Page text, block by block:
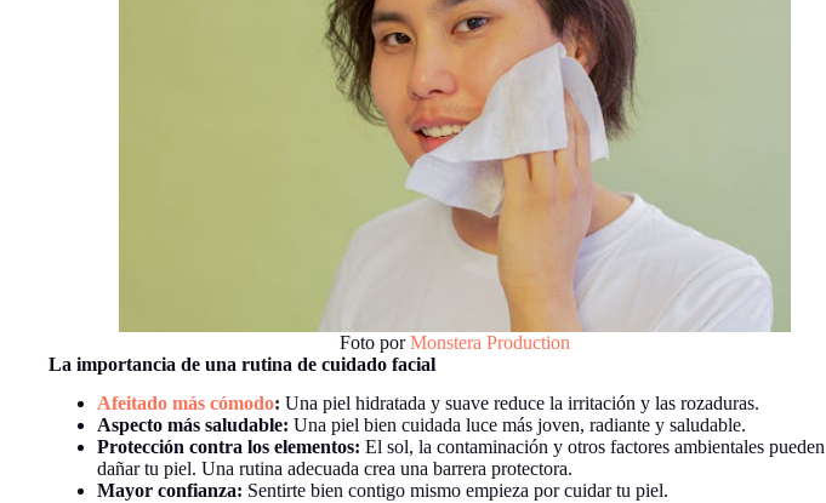
Foto porMonstera Production
La importancia de una rutina de cuidado facial
Afeitado más cómodo: Una piel hidratada y suave reduce la irritación y las rozaduras.
Aspecto más saludable: Una piel bien cuidada luce más joven, radiante y saludable.
Protección contra los elementos: El sol, la contaminación y otros factores ambientales pueden
dañar tu piel. Una rutina adecuada crea una barrera protectora.
Mayor confianza: Sentirte bien contigo mismo empieza por cuidar tu piel.